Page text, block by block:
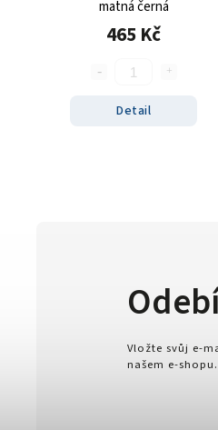
matná černá
465 Kč
Detail
Vložte svůj e-
našem e-shopu.